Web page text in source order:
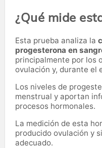
¿Qué mide
Esta prueba analiza la
progesterona en
principalmente por los
ovulación y, durante el
Los niveles de
menstrual y aportan
procesos hormonales.
La medición de esta
producido ovulación y
adecuado.